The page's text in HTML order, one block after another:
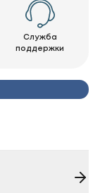
Служба
поддержки